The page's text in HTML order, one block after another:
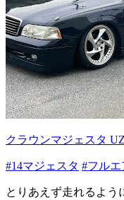
クラウンマジェスタ
#14マジェスタ #フルエ
とりあえず走れるよう